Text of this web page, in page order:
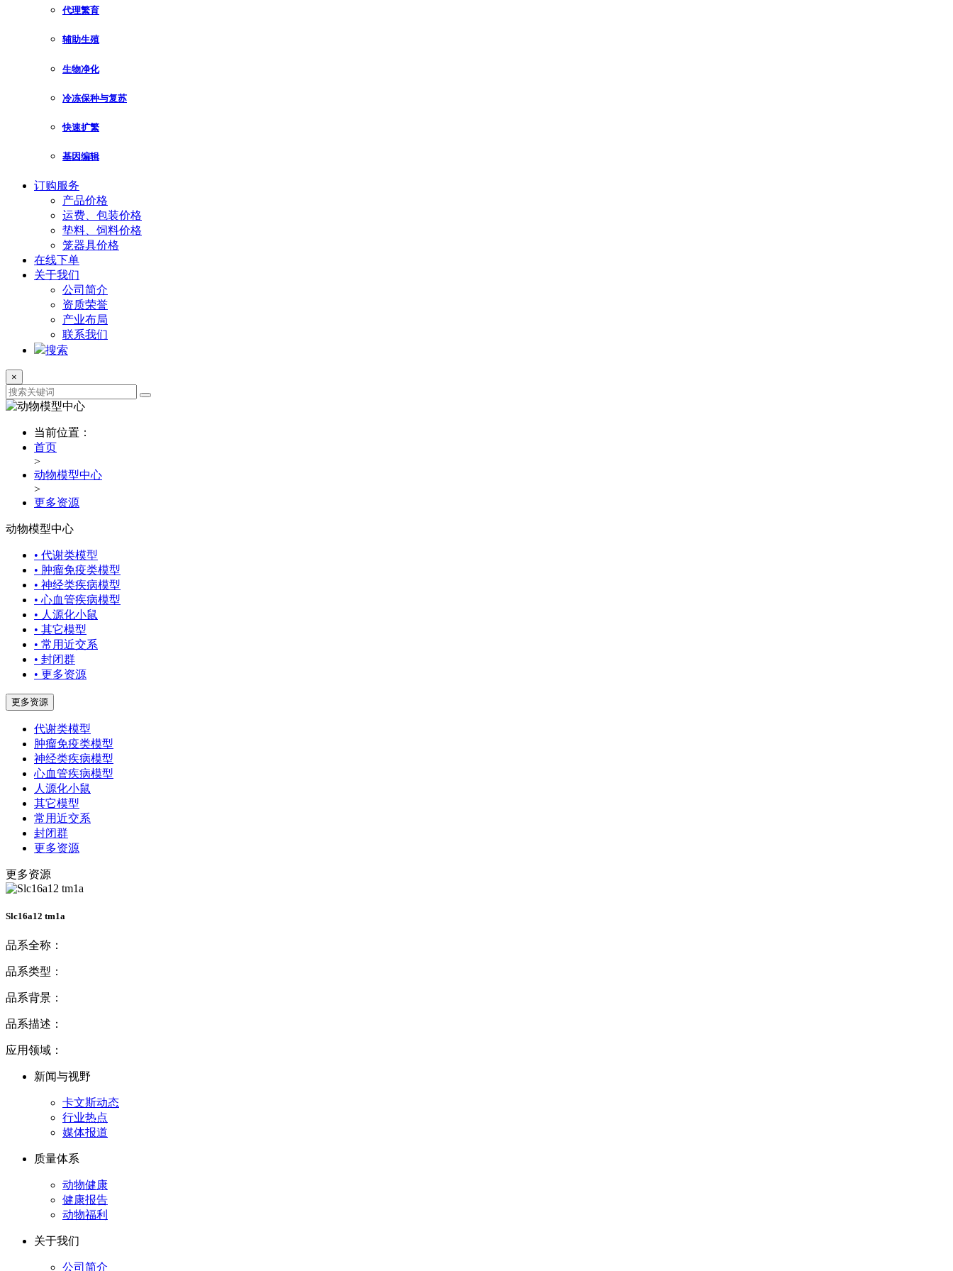
代理繁育
辅助生殖
生物净化
冷冻保种与复苏
快速扩繁
基因编辑
订购服务
产品价格
运费、包装价格
垫料、饲料价格
笼器具价格
在线下单
关于我们
公司简介
资质荣誉
产业布局
联系我们
搜索
×
当前位置：
首页
>
动物模型中心
>
更多资源
动物模型中心
• 代谢类模型
• 肿瘤免疫类模型
• 神经类疾病模型
• 心血管疾病模型
• 人源化小鼠
• 其它模型
• 常用近交系
• 封闭群
• 更多资源
更多资源
代谢类模型
肿瘤免疫类模型
神经类疾病模型
心血管疾病模型
人源化小鼠
其它模型
常用近交系
封闭群
更多资源
更多资源
Slc16a12 tm1a
品系全称：
品系类型：
品系背景：
品系描述：
应用领域：
新闻与视野
卡文斯动态
行业热点
媒体报道
质量体系
动物健康
健康报告
动物福利
关于我们
公司简介